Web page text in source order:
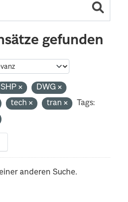
gefunden
SHP
DWG
tech tran
Tags:
anderen Suche.